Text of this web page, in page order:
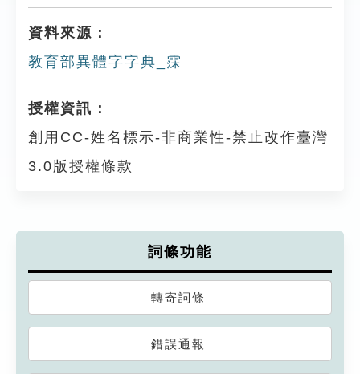
資料來源：
教育部異體字字典_霂
授權資訊：
創用CC-姓名標示-非商業性-禁止改作臺灣
3.0版授權條款
詞條功能
轉寄詞條
錯誤通報